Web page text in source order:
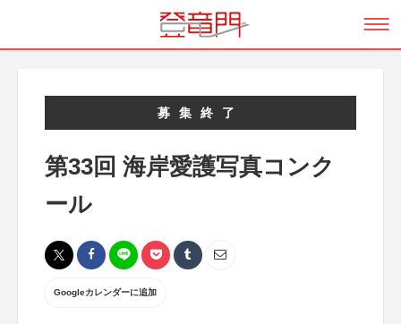
募集終了
第33回 海岸愛護写真コンク
ール
Googleカレンダーに追加